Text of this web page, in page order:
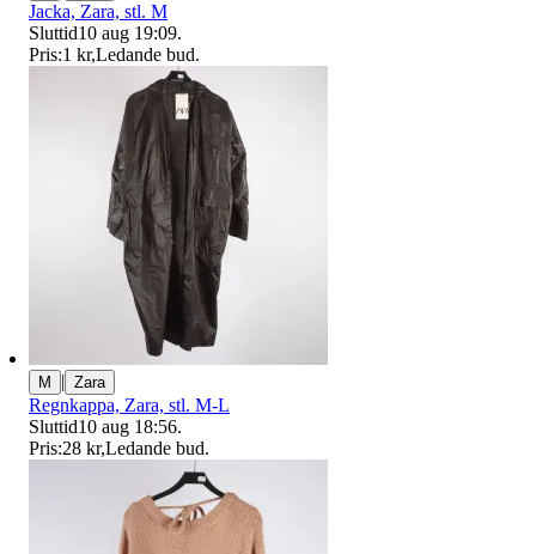
Jacka, Zara, stl. M
Sluttid10 aug 19:09.
Pris:1 kr,Ledande bud.
M | Zara
Regnkappa, Zara, stl. M-L
Sluttid10 aug 18:56.
Pris:28 kr,Ledande bud.